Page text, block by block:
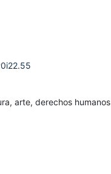
arte, derechos humanos